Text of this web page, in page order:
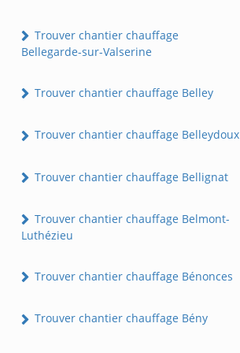
Trouver chantier chauffage
Bellegarde-sur-Valserine
Trouver chantier chauffage Belley
Trouver chantier chauffage Belleydoux
Trouver chantier chauffage Bellignat
Trouver chantier chauffage Belmont-
Luthézieu
Trouver chantier chauffage Bénonces
Trouver chantier chauffage Bény